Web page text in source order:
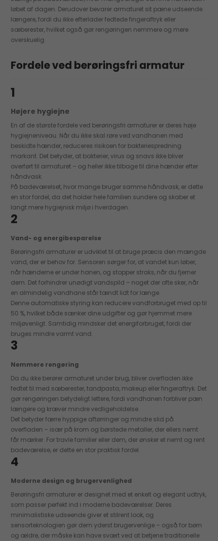
løbet af dagen. Derudover bevarer armaturet sit pæne udseende
længere, fordi du ikke efterlader fedtede fingeraftryk eller
sæberester, hvilket også gør rengøringen nemmere og mere
overskuelig.
Fordele ved berøringsfri armatur
1
Højere hygiejne
En af de største fordele ved berøringsfri armaturer er deres høje
hygiejneniveau. Når du ikke skal røre ved vandhanen med
beskidte hænder, reduceres risikoen for bakteriespredning
markant. Det betyder, at bakterier, virus og snavs ikke bliver
overført til armaturet – og heller ikke tilbage til dine hænder efter
håndvask.
På badeværelset, hvor mange bruger samme håndvask, er dette
en stor fordel, da det holder hele familien sundere og skaber et
langt mere hygiejnisk miljø i hverdagen.
2
Vand- og energibesparelse
Berøringsfri armaturer er udviklet til at bruge præcis den mængde
vand, der er behov for. Sensoren sørger for, at vandet kun løber,
når hænderne er under hanen, og stopper straks, når du fjerner
dem. Det forhindrer unødigt vandspild – noget der ofte sker, når
en almindelig vandhane står tændt lidt for længe.
Denne automatiske styring kan reducere vandforbruget med op til
50 %, hvilket både sænker dine udgifter og gør hjemmet mere
miljøvenligt. Samtidig mindsker det energiforbruget, fordi der
bruges mindre varmt vand.
3
Nemmere rengøring
Da du ikke berører armaturet under brug, bliver overfladen ikke
fedtet til med sæberester, tandpasta, makeup eller fingeraftryk. Det
gør rengøringen betydeligt lettere, fordi vandhanen forbliver pæn
længere og kræver mindre vedligeholdelse.
Det betyder færre hyppige aftørringer og mindre slid på
overfladen – især på krom og børstede metaller, der ellers nemt
får mærker. For travle familier eller dem, der ønsker et nemt og rent
badeværelse, er dette en stor praktisk fordel.
4
Moderne design og brugervenlighed
Berøringsfri armaturer er designet med et enkelt og elegant udtryk,
som passer perfekt ind i moderne badeværelser. Deres
minimalistiske udseende giver et stilrent look, og
sensorteknologien gør dem yderst brugervenlige – også for børn
og ældre, der måske kan have svært ved at betjene traditionelle